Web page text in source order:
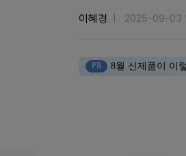
이혜경 2025-09-03
PR 8월 신제품이 이